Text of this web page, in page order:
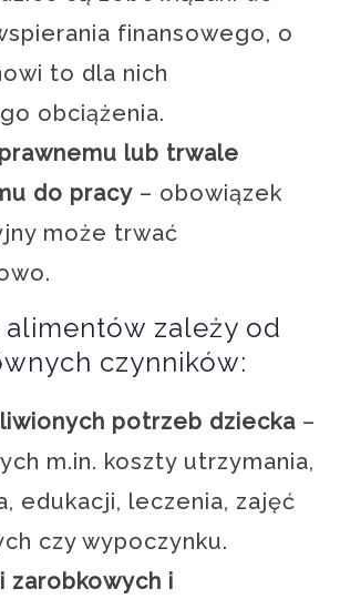
finansowego, o
to dla nich
obciążenia.
lub trwale
do pracy – obowiązek
może trwać
zależy od
czynników:
potrzeb dziecka –
m.in. koszty utrzymania,
edukacji, leczenia, zajęć
czy wypoczynku.
zarobkowych i